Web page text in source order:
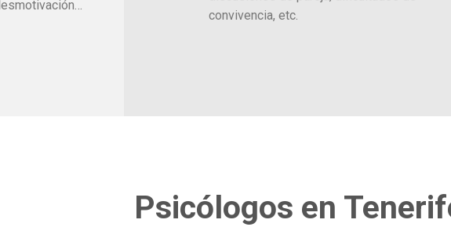
convivencia, etc.
Psicólogos en